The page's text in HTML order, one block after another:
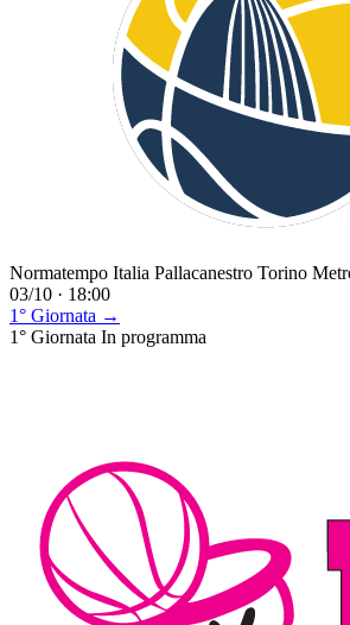
Normatempo Italia Pallacanestro Torino
03/10 · 18:00
1° Giornata →
1° Giornata In programma